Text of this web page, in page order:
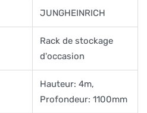
JUNGHEINRICH
Rack de stockage
d'occasion
Hauteur: 4m,
Profondeur: 1100mm